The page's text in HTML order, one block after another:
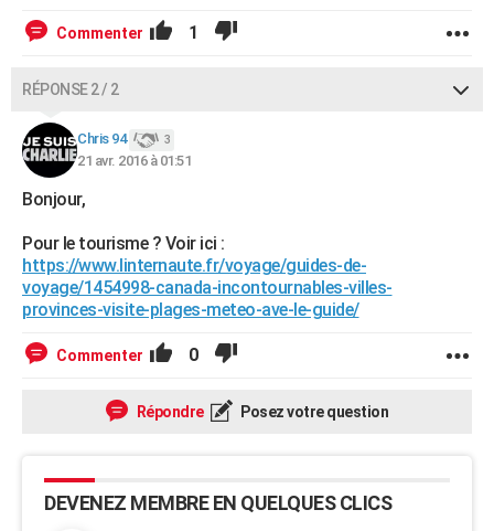
Commenter 1
RÉPONSE 2 / 2
Chris 94 3
21 avr. 2016 à 01:51
Bonjour,
Pour le tourisme ? Voir ici :
https://www.linternaute.fr/voyage/guides-de-
voyage/1454998-canada-incontournables-villes-
provinces-visite-plages-meteo-ave-le-guide/
Commenter 0
Répondre Posez votre question
DEVENEZ MEMBRE EN QUELQUES CLICS